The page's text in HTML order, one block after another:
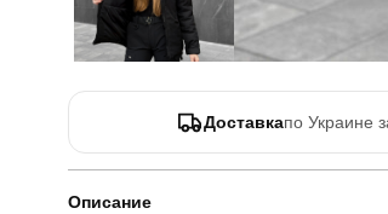
Доставкапо Украине
Описание